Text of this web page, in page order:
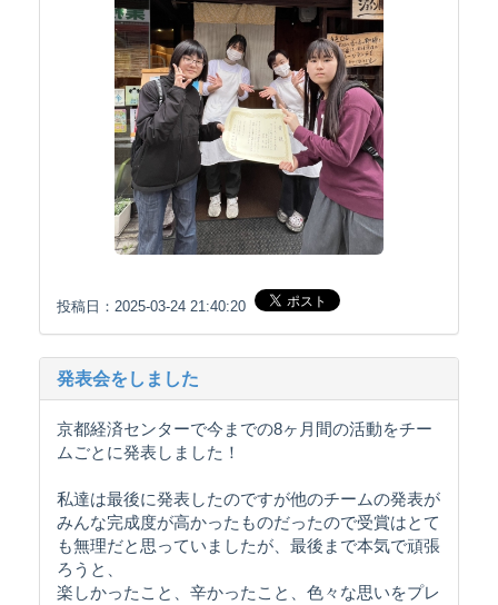
投稿日：2025-03-24 21:40:20
発表会をしました
京都経済センターで今までの8ヶ月間の活動をチー
ムごとに発表しました！
私達は最後に発表したのですが他のチームの発表が
みんな完成度が高かったものだったので受賞はとて
も無理だと思っていましたが、最後まで本気で頑張
ろうと、
楽しかったこと、辛かったこと、色々な思いをプレ